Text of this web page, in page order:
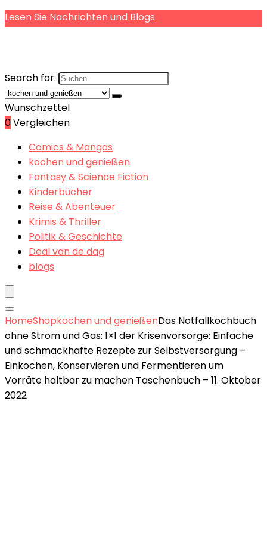
Lesen Sie Nachrichten und Blogs
Search for:
Wunschzettel
0Vergleichen
Comics & Mangas
kochen und genießen
Fantasy & Science Fiction
Kinderbücher
Reise & Abenteuer
Krimis & Thriller
Politik & Geschichte
Deal van de dag
blogs
HomeShopkochen und genießenDas Notfallkochbuch
ohne Strom und Gas: 1×1 der Krisenvorsorge: Einfache
und schmackhafte Rezepte zur Selbstversorgung –
Einkochen, Konservieren und Fermentieren um
Vorräte haltbar zu machen Taschenbuch – 11. Oktober
2022